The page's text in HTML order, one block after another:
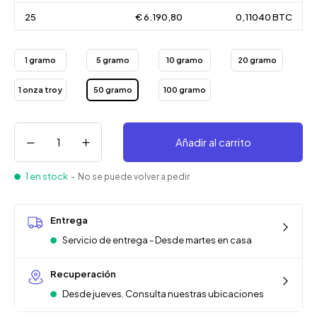
25 € 6.190,80 0,11040 BTC
1 gramo 5 gramo 10 gramo 20 gramo
1 onza troy 50 gramo 100 gramo
Añadir al carrito
1 en stock - No se puede volver a pedir
Entrega
Servicio de entrega - Desde martes en casa
Recuperación
Desde jueves. Consulta nuestras ubicaciones